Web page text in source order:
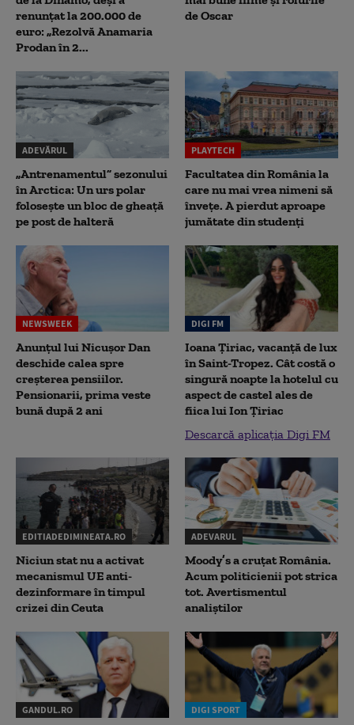
renunțat la 200.000 de
euro: „Rezolvă Anamaria
Prodan în 2...
de Oscar
ADEVĂRUL
„Antrenamentul” sezonului
în Arctica: Un urs polar
folosește un bloc de gheață
pe post de halteră
PLAYTECH
Facultatea din România la
care nu mai vrea nimeni să
înveţe. A pierdut aproape
jumătate din studenţi
NEWSWEEK
Anunțul lui Nicușor Dan
deschide calea spre
creșterea pensiilor.
Pensionarii, prima veste
bună după 2 ani
DIGI FM
Ioana Țiriac, vacanță de lux
în Saint-Tropez. Cât costă o
singură noapte la hotelul cu
aspect de castel ales de
fiica lui Ion Țiriac
Descarcă aplicația Digi FM
EDITIADEDIMINEATA.RO
Niciun stat nu a activat
mecanismul UE anti-
dezinformare în timpul
crizei din Ceuta
ADEVARUL
Moody’s a cruțat România.
Acum politicienii pot strica
tot. Avertismentul
analiștilor
GANDUL.RO DIGI SPORT